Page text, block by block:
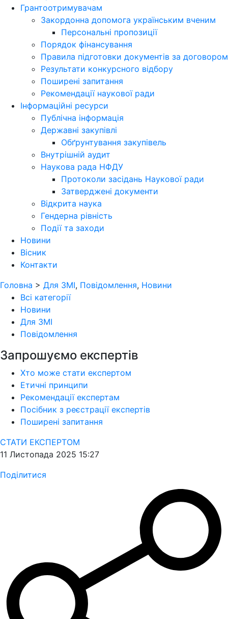
Грантоотримувачам
Закордонна допомога українським вченим
Персональні пропозиції
Порядок фінансування
Правила підготовки документів за договором
Результати конкурсного відбору
Поширені запитання
Рекомендації наукової ради
Інформаційні ресурси
Публічна інформація
Державні закупівлі
Обґрунтування закупівель
Внутрішній аудит
Наукова рада НФДУ
Протоколи засідань Наукової ради
Затверджені документи
Відкрита наука
Гендерна рівність
Події та заходи
Новини
Вісник
Контакти
Головна > Для ЗМІ, Повідомлення, Новини
Всі категорії
Новини
Для ЗМІ
Повідомлення
Запрошуємо експертів
Хто може стати експертом
Етичні принципи
Рекомендації експертам
Посібник з реєстрації експертів
Поширені запитання
СТАТИ ЕКСПЕРТОМ
11 Листопада 2025 15:27
Поділитися